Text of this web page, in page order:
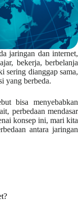
jaringan dan internet,
bekerja, berbelanja
sering dianggap sama,
yang berbeda.
bisa menyebabkan
perbedaan mendasar
konsep ini, mari kita
antara jaringan